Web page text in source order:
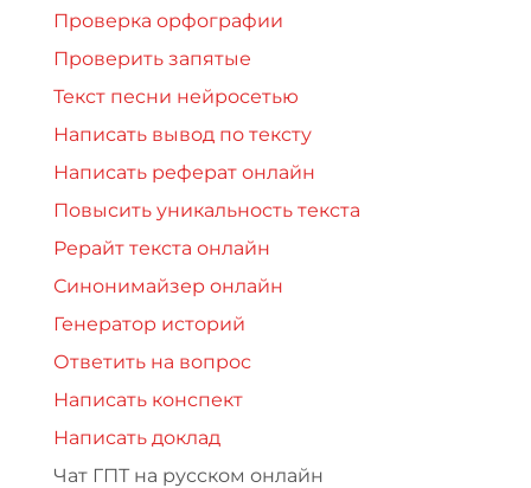
Проверка орфографии
Проверить запятые
Текст песни нейросетью
Написать вывод по тексту
Написать реферат онлайн
Повысить уникальность текста
Рерайт текста онлайн
Синонимайзер онлайн
Генератор историй
Ответить на вопрос
Написать конспект
Написать доклад
Чат ГПТ на русском онлайн